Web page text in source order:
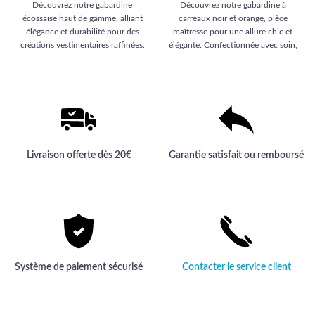
15,99 €.
Découvrez notre gabardine
écossaise haut de gamme, alliant
élégance et durabilité pour des
créations vestimentaires raffinées.
15,99 €.
Découvrez notre gabardine à
carreaux noir et orange, pièce
maîtresse pour une allure chic et
élégante. Confectionnée avec soin,
Livraison offerte dès 20€ Garantie satisfait ou remboursé
Système de paiement sécurisé Contacter le service client